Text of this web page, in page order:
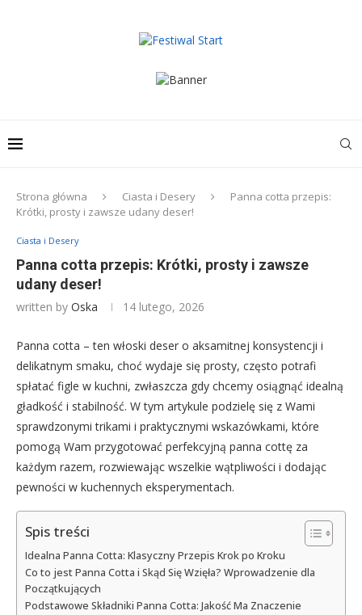
Strona główna Ciasta i Desery
Panna cotta przepis:
Krótki, prosty i zawsze udany deser!
Ciasta i Desery
Panna cotta przepis: Krótki, prosty i zawsze
udany deser!
written by Oska 14 lutego, 2026
Panna cotta – ten włoski deser o aksamitnej konsystencji i
delikatnym smaku, choć wydaje się prosty, często potrafi
spłatać figle w kuchni, zwłaszcza gdy chcemy osiągnąć idealną
gładkość i stabilność. W tym artykule podzielę się z Wami
sprawdzonymi trikami i praktycznymi wskazówkami, które
pomogą Wam przygotować perfekcyjną panna cottę za
każdym razem, rozwiewając wszelkie wątpliwości i dodając
pewności w kuchennych eksperymentach.
Spis treści
Idealna Panna Cotta: Klasyczny Przepis Krok po Kroku
Co to jest Panna Cotta i Skąd Się Wzięła? Wprowadzenie dla
Początkujących
Podstawowe Składniki Panna Cotta: Jakość Ma Znaczenie